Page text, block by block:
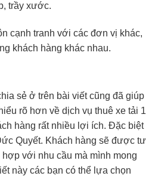
trầy xước.
cạnh tranh với các đơn vị khác,
khách hàng khác nhau.
sẻ ở trên bài viết cũng đã giúp
rõ hơn về dịch vụ thuê xe tải 1
hàng rất nhiều lợi ích. Đặc biệt
Quyết. Khách hàng sẽ được tư
với nhu cầu mà mình mong
này các bạn có thể lựa chọn